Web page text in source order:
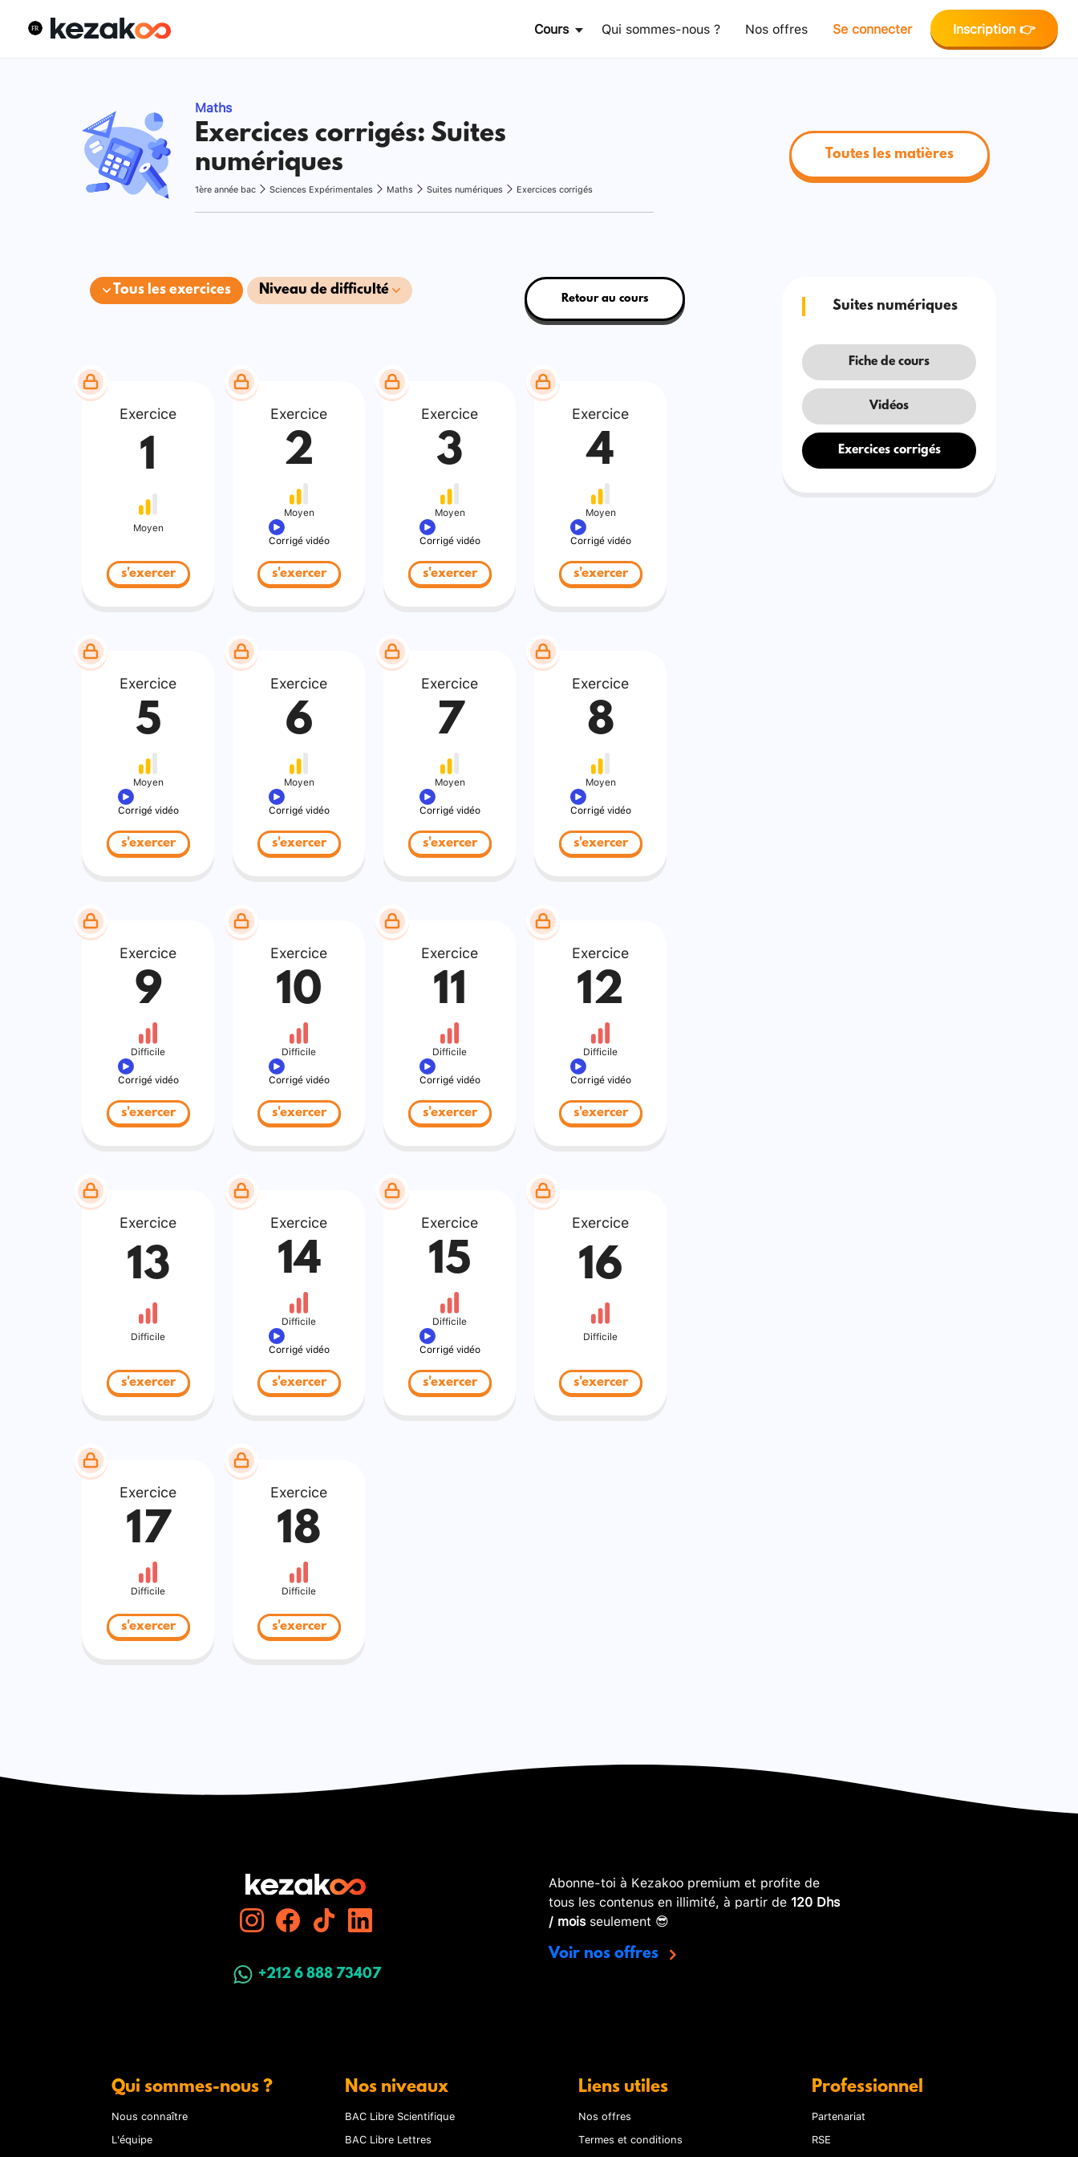
Cours Qui sommes-nous ? Nos offres Se connecter Inscription 👉
Maths
Exercices corrigés: Suites
numériques
1ère année bac Sciences Expérimentales Maths Suites numériques Exercices corrigés
Toutes les matières
Tous les exercices Niveau de difficulté
Retour au cours
Exercice
1
Moyen
s'exercer
Exercice
2
Moyen
Corrigé vidéo
s'exercer
Exercice
3
Moyen
Corrigé vidéo
s'exercer
Exercice
4
Moyen
Corrigé vidéo
s'exercer
Exercice
5
Moyen
Corrigé vidéo
s'exercer
Exercice
6
Moyen
Corrigé vidéo
s'exercer
Exercice
7
Moyen
Corrigé vidéo
s'exercer
Exercice
8
Moyen
Corrigé vidéo
s'exercer
Exercice
9
Difficile
Corrigé vidéo
s'exercer
Exercice
10
Difficile
Corrigé vidéo
s'exercer
Exercice
11
Difficile
Corrigé vidéo
s'exercer
Exercice
12
Difficile
Corrigé vidéo
s'exercer
Exercice
13
Difficile
s'exercer
Exercice
14
Difficile
Corrigé vidéo
s'exercer
Exercice
15
Difficile
Corrigé vidéo
s'exercer
Exercice
16
Difficile
s'exercer
Exercice
17
Difficile
s'exercer
Exercice
18
Difficile
s'exercer
Suites numériques
Fiche de cours
Vidéos
Exercices corrigés
+212 6 888 73407
Abonne-toi à Kezakoo premium et profite de
tous les contenus en illimité, à partir de 120 Dhs
/ moisseulement 😎
Voir nos offres
Qui sommes-nous ?
Nous connaître
L'équipe
Nos niveaux
BAC Libre Scientifique
BAC Libre Lettres
Liens utiles
Nos offres
Termes et conditions
Professionnel
Partenariat
RSE